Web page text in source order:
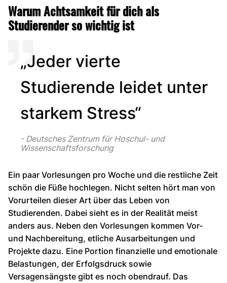
Warum Achtsamkeit für dich als
Studierender so wichtig ist
„Jeder vierte
Studierende leidet unter
starkem Stress“
Deutsches Zentrum für Hoschul- und
Wissenschaftsforschung
Ein paar Vorlesungen pro Woche und die restliche Zeit
schön die Füße hochlegen. Nicht selten hört man von
Vorurteilen dieser Art über das Leben von
Studierenden. Dabei sieht es in der Realität meist
anders aus. Neben den Vorlesungen kommen Vor-
und Nachbereitung, etliche Ausarbeitungen und
Projekte dazu. Eine Portion finanzielle und emotionale
Belastungen, der Erfolgsdruck sowie
Versagensängste gibt es noch obendrauf. Das